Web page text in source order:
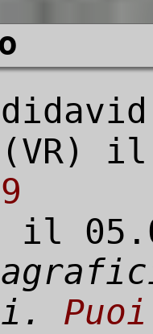
(VR) il
il
Puoi